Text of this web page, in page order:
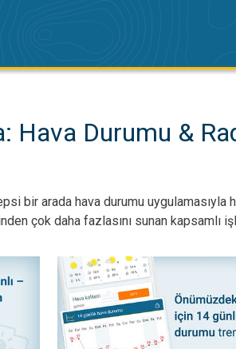
Hava Durumu &
bir arada hava durumu
çok daha fazlasını sunan kapsamlı
göster!. . .14 Günlük Hava Durumu ile